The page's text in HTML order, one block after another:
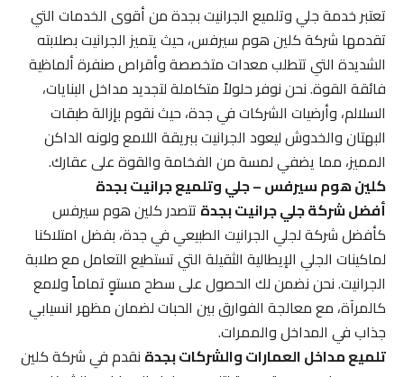
تعتبر خدمة جلي وتلميع الجرانيت بجدة من أقوى الخدمات التي
تقدمها شركة كلين هوم سيرفس، حيث يتميز الجرانيت بصلابته
الشديدة التي تتطلب معدات متخصصة وأقراص صنفرة ألماظية
فائقة القوة. نحن نوفر حلولاً متكاملة لتجديد مداخل البنايات،
السلالم، وأرضيات الشركات في جدة، حيث نقوم بإزالة طبقات
البهتان والخدوش ليعود الجرانيت ببريقة اللامع ولونه الداكن
المميز، مما يضفي لمسة من الفخامة والقوة على عقارك.
كلين هوم سيرفس – جلي وتلميع جرانيت بجدة
أفضل شركة جلي جرانيت بجدةتتصدر كلين هوم سيرفس
كأفضل شركة لجلي الجرانيت الطبيعي في جدة، بفضل امتلاكنا
لماكينات الجلي الإيطالية الثقيلة التي تستطيع التعامل مع صلابة
الجرانيت. نحن نضمن لك الحصول على سطح مستوٍ تماماً ولامع
كالمرآة، مع معالجة الفوارق بين الحبات لضمان مظهر انسيابي
جذاب في المداخل والممرات.
تلميع مداخل العمارات والشركات بجدةنقدم في شركة كلين